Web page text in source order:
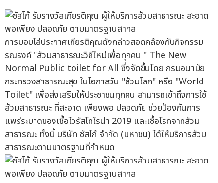
การมอบโล่ประกาศเกียรติคุณดังกล่าวสอดคล้องกับกิจกรรม
รณรงค์ "ส้วมสาธารณะวิถีใหม่เพื่อทุกคน " The New
Normal Public toilet for All ซึ่งจัดขึ้นโดย กรมอนามัย
กระทรวงสาธารณะสุข ในโอกาสวัน "ส้วมโลก" หรือ "World
Toilet" เพื่อส่งเสริมให้ประชาชนทุกคน สามารถเข้าถึงการใช้
ส้วมสาธารณะ ที่สะอาด เพียงพอ ปลอดภัย ช่วยป้องกันการ
แพร่ระบาดของเชื้อไวรัสโคโรน่า 2019 และเชื้อโรคจากส้วม
สาธารณะ ทั้งนี้ บริษัท ซัสโก้ จำกัด (มหาชน) ได้ให้บริการส้วม
สาธารณะตามมาตรฐานที่กำหนด